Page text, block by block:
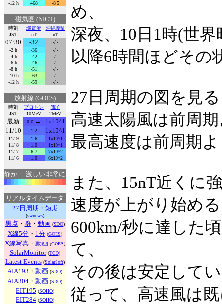
-12 h
468 -8.5
磁気圏 (NICT)
時刻
JST
環電流
nT
沖縄擾乱
nT
07:30 -32
-/ -
-2 h
-36
-/ -
-4 h
-42
-/ -
-6 h
-46
-/ -
-8 h
-51
-/ -
-10 h
-63
-/ -
-12 h
-59 -/ -
放射線 (GOES)
時刻
JST
プロトン
10MeV
電子
2MeV
最新 0.6→
1x10^1
11/10
1.2 1x10^1
11/ 9 1.6
1x10^1
11/ 8
1.0
1x10^1
11/ 7
6.7
7x10^2
11/ 6
1.0 6x10^2
静か 激しい非常に
リアルタイムデータ
27日周期 ・ 短期
(swnews)
黒点 ・ 群・ 動画 (SDO)
X線5分・ 1分(GOES)
X線写真・ 動画 (GOES)
SolarMonitor(TCD)
Latest Events(SolarSoft)
AIA193 ・ 動画 (SDO)
AIA304 ・ 動画 (SDO)
EIT195 (SOHO)
EIT284 (SOHO)
め、
深夜、10日1時(世
以降6時間ほどその
27日周期の図を見
高速太陽風は前周
最高速度は前周期
また、15nT近くに
速度が上がり始め
600km/秒に達した
て、
その後は安定して
従って、高速風は